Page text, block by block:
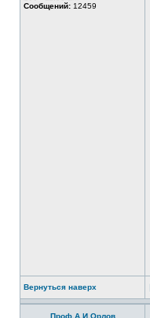
Сообщений: 12459
Вернуться наверх
Проф.А.И.Орлов